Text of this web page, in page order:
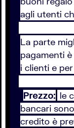
agli utenti
La parte
pagamenti
i clienti e
Prezzo: le
bancari
credito è